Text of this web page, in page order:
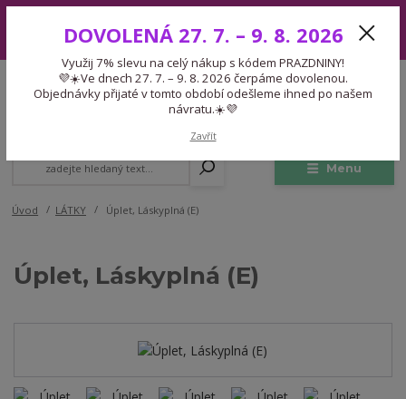
7. – 9. 8. 2026 čerpáme dovolenou. Objednávky přijaté v tomto období
odešleme ihned po našem návratu.☀️💜
Menu
CZK
Expedice 775 866 913
Po-Čt 9-15:30 Pá 9-14:30 Pauza 13-13:45
Úvod LÁTKY Úplet, Láskyplná (E)
Úplet, Láskyplná (E)
DOVOLENÁ 27. 7. – 9. 8. 2026
Využij 7% slevu na celý nákup s kódem PRAZDNINY!
💜☀️Ve dnech 27. 7. – 9. 8. 2026 čerpáme dovolenou.
Objednávky přijaté v tomto období odešleme ihned po našem
návratu.☀️💜
Zavřít